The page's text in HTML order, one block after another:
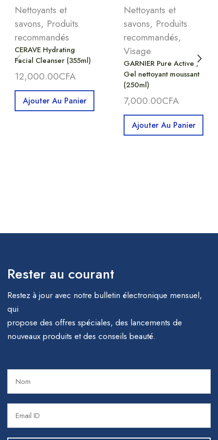
Nettoyants et
savons, Produits
recommandés
CERAVE Hydrating
Facial Cleanser (355ml)
12,000.00CFA
Ajouter Au Panier
Nettoyants et
savons, Produits
recommandés,
Visage
GARNIER Pure Active ,
Gel nettoyant moussant
(250ml)
7,000.00CFA
Ajouter Au Panier
Rester au courant
Restez à jour avec notre bulletin électronique mensuel,
qui
propose des offres spéciales, des lancements de
nouveaux produits et des conseils beauté.